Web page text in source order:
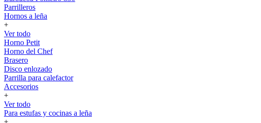
Parrilleros
Hornos a leña
+
Ver todo
Horno Petit
Horno del Chef
Brasero
Disco enlozado
Parrilla para calefactor
Accesorios
+
Ver todo
Para estufas y cocinas a leña